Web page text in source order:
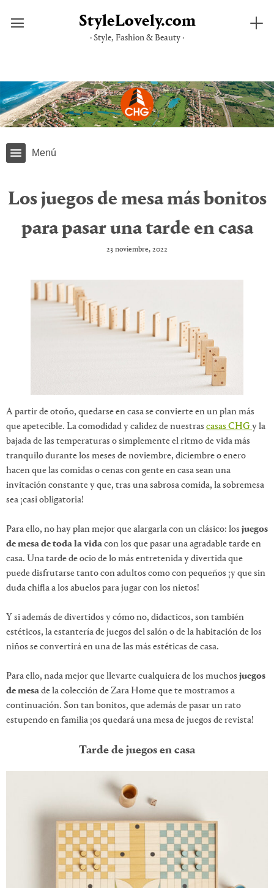
contenido
StyleLovely.com
· Style, Fashion & Beauty ·
Menú
Los juegos de mesa más bonitos
para pasar una tarde en casa
23 noviembre, 2022
A partir de otoño, quedarse en casa se convierte en un plan más
que apetecible. La comodidad y calidez de nuestras casas CHG y la
bajada de las temperaturas o simplemente el ritmo de vida más
tranquilo durante los meses de noviembre, diciembre o enero
hacen que las comidas o cenas con gente en casa sean una
invitación constante y que, tras una sabrosa comida, la sobremesa
sea ¡casi obligatoria!
Para ello, no hay plan mejor que alargarla con un clásico: los juegos
de mesa de toda la vidacon los que pasar una agradable tarde en
casa. Una tarde de ocio de lo más entretenida y divertida que
puede disfrutarse tanto con adultos como con pequeños ¡y que sin
duda chifla a los abuelos para jugar con los nietos!
Y si además de divertidos y cómo no, didacticos, son también
estéticos, la estantería de juegos del salón o de la habitación de los
niños se convertirá en una de las más estéticas de casa.
Para ello, nada mejor que llevarte cualquiera de los muchos juegos
de mesade la colección de Zara Home que te mostramos a
continuación. Son tan bonitos, que además de pasar un rato
estupendo en familia ¡os quedará una mesa de juegos de revista!
Tarde de juegos en casa